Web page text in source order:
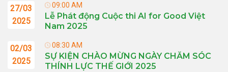
27/03
2025
09:00 AM
Lễ Phát động Cuộc thi AI for Good Việt
Nam 2025
02/03
2025
08:30 AM
SỰ KIỆN CHÀO MỪNG NGÀY CHĂM SÓC
THÍNH LỰC THẾ GIỚI 2025